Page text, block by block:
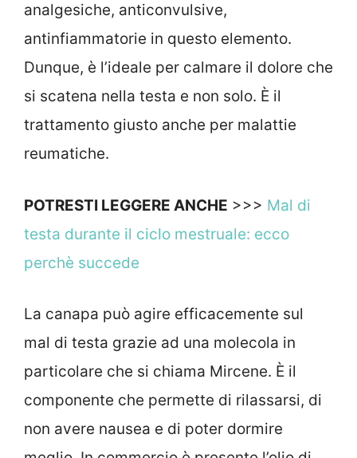
analgesiche, anticonvulsive,
antinfiammatorie in questo elemento.
Dunque, è l’ideale per calmare il dolore che
si scatena nella testa e non solo. È il
trattamento giusto anche per malattie
reumatiche.
POTRESTI LEGGERE ANCHE >>> Mal di
testa durante il ciclo mestruale: ecco
perchè succede
La canapa può agire efficacemente sul
mal di testa grazie ad una molecola in
particolare che si chiama Mircene. È il
componente che permette di rilassarsi, di
non avere nausea e di poter dormire